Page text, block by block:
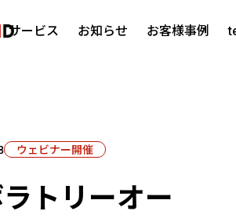
サービス お知らせ お客様事例
ウェビナー開催
トリーオー